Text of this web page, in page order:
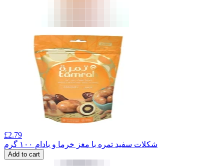
£2.79
شکلات سفید تمره با مغز خرما و بادام ۱۰۰ گرم
Add to cart